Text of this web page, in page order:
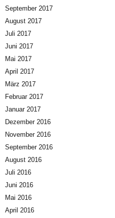
September 2017
August 2017
Juli 2017
Juni 2017
Mai 2017
April 2017
März 2017
Februar 2017
Januar 2017
Dezember 2016
November 2016
September 2016
August 2016
Juli 2016
Juni 2016
Mai 2016
April 2016